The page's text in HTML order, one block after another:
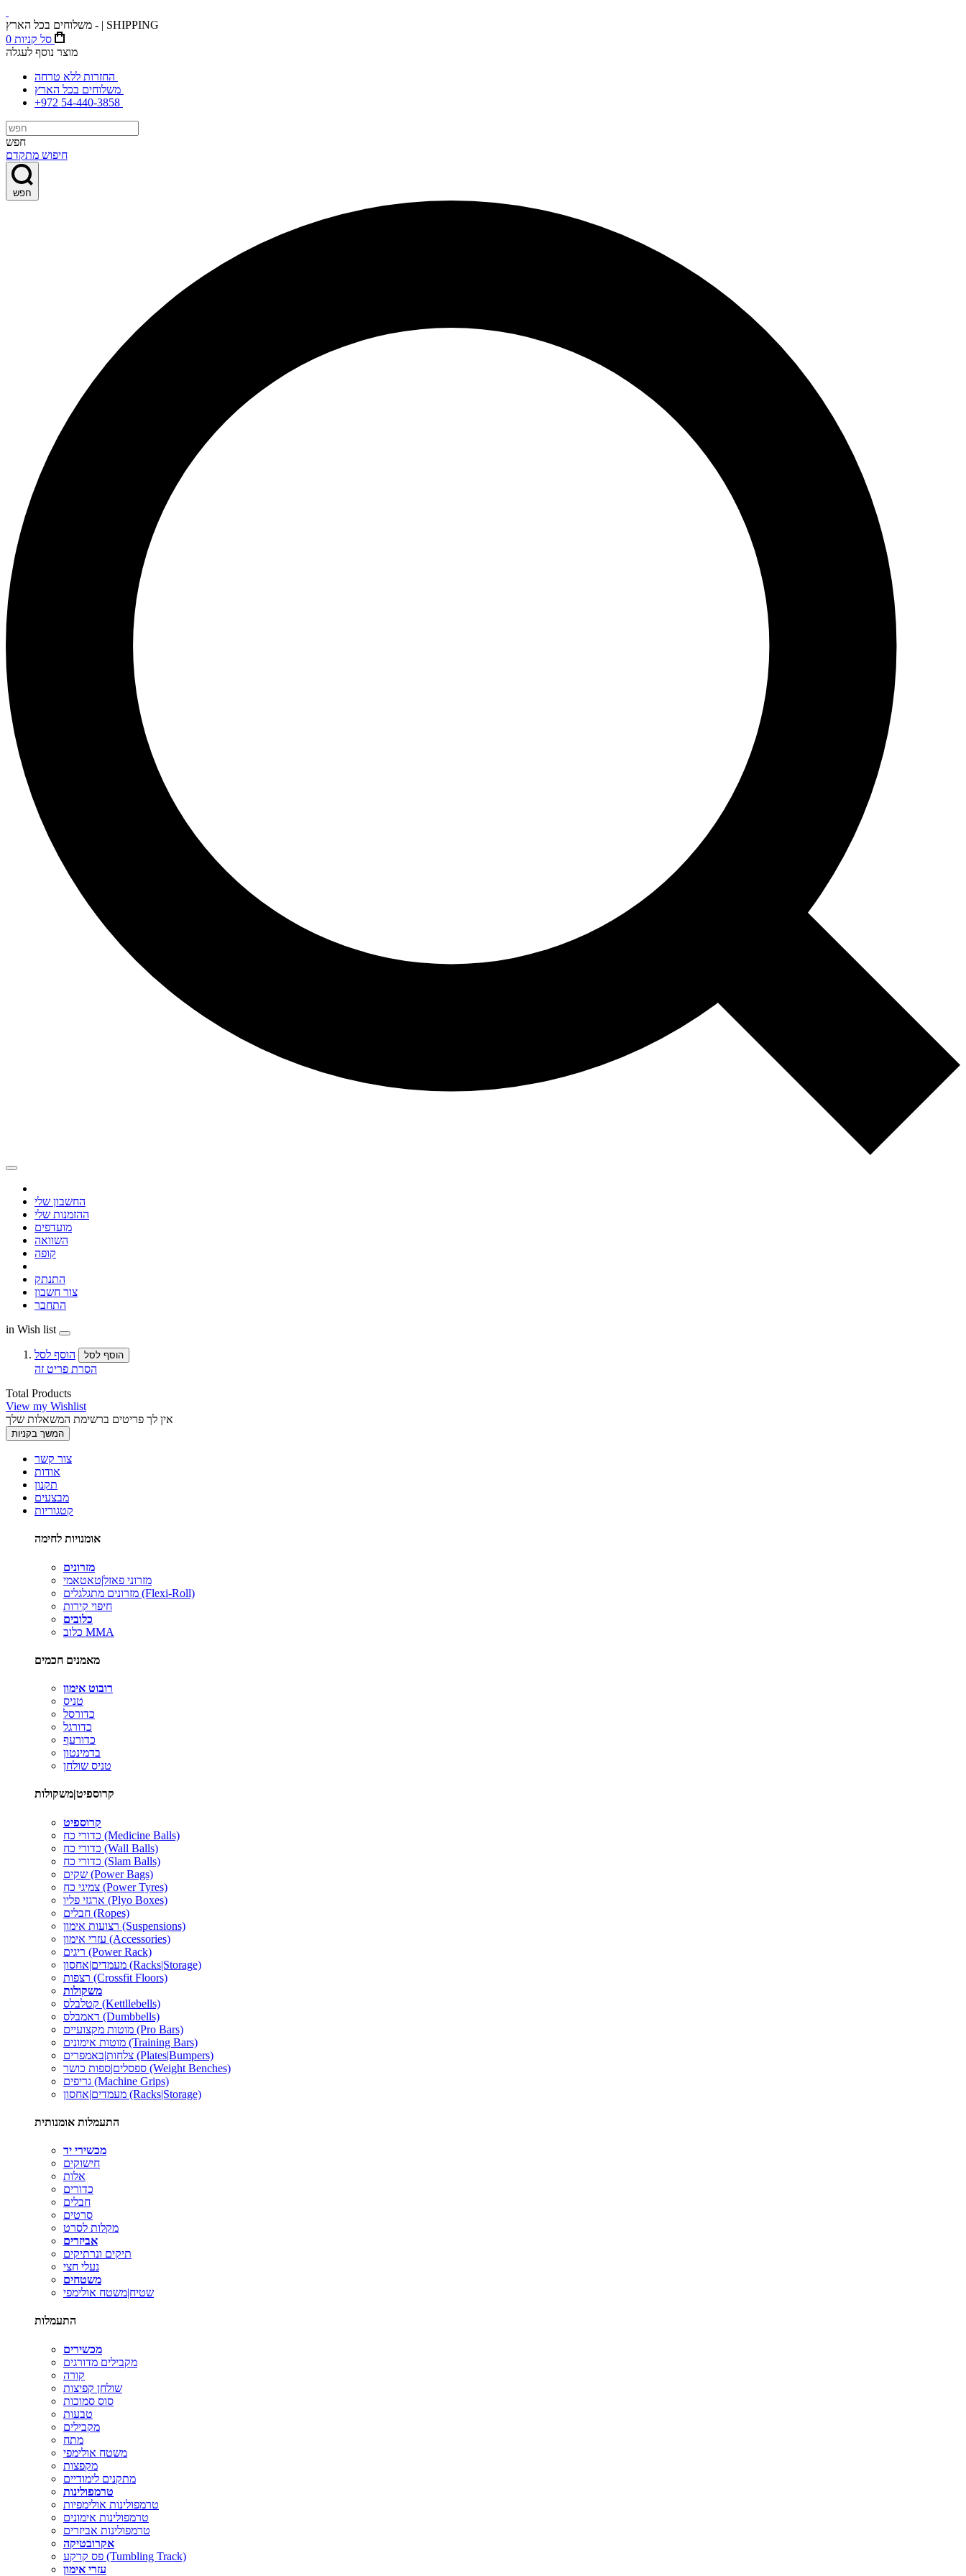
משלוחים בכל הארץ - | SHIPPING
0 סל קניות
מוצר נוסף לעגלה
+972 54-440-3858
חפש
חיפוש מתקדם
חפש
החשבון שלי
ההזמנות שלי
מועדפים
השוואה
קופה
התנתק
צור חשבון
התחבר
in Wish list
הוסף לסל הוסף לסל
הסרת פריט זה
Total Products
View my Wishlist
אין לך פריטים ברשימת המשאלות שלך
המשך בקניות
צור קשר
אודות
תקנון
מבצעים
קטגוריות
אומנויות לחימה
מזרונים
מזרוני פאזל|טאטאמי
מזרונים מתגלגלים (Flexi-Roll)
חיפוי קירות
כלובים
כלוב MMA
מאמנים חכמים
רובוט אימון
טניס
כדורסל
כדורגל
כדורעף
בדמינטון
טניס שולחן
קרוספיט|משקולות
קרוספיט
כדורי כח (Medicine Balls)
כדורי כח (Wall Balls)
כדורי כח (Slam Balls)
שקים (Power Bags)
צמיגי כח (Power Tyres)
ארגזי פליו (Plyo Boxes)
חבלים (Ropes)
רצועות אימון (Suspensions)
עזרי אימון (Accessories)
ריגים (Power Rack)
מעמדים|אחסון (Racks|Storage)
רצפות (Crossfit Floors)
משקולות
קטלבלס (Kettllebells)
דאמבלס (Dumbbells)
מוטות מקצועיים (Pro Bars)
מוטות אימונים (Training Bars)
צלחות|באמפרים (Plates|Bumpers)
ספסלים|ספות כושר (Weight Benches)
גריפים (Machine Grips)
מעמדים|אחסון (Racks|Storage)
התעמלות אומנותית
מכשירי יד
חישוקים
אלות
כדורים
חבלים
סרטים
מקלות לסרט
אביזרים
תיקים ונרתיקים
נעלי חצי
משטחים
שטיח|משטח אולימפי
התעמלות
מכשירים
מקבילים מדורגים
קורה
שולחן קפיצות
סוס סמוכות
טבעות
מקבילים
מתח
משטח אולימפי
מקפצות
מתקנים לימודיים
טרמפולינות
טרמפולינות אולימפיות
טרמפולינות אימונים
טרמפולינות אביזרים
אקרובטיקה
פס קרקע (Tumbling Track)
עזרי אימון